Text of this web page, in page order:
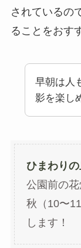
されているの
ることをおす
早朝は人
影を楽し
ひまわり
公園前の花
秋（10〜
します！